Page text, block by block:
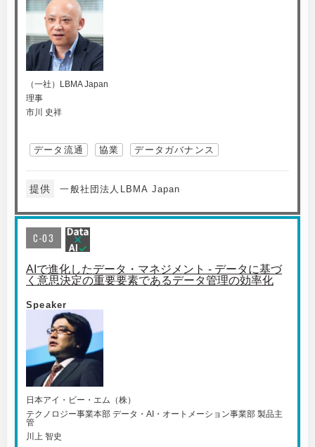
（一社）LBMA Japan
理事
市川 史祥
データ流通 協業 データガバナンス
提供 一般社団法人LBMA Japan
C-03
AIで進化したデータ・マネジメント - データに基づ
く意思決定の重要要素であるデータ管理の効率化
Speaker
日本アイ・ビー・エム（株）
テクノロジー事業本部 データ・AI・オートメーション事業部 製品主
管
川上 智史